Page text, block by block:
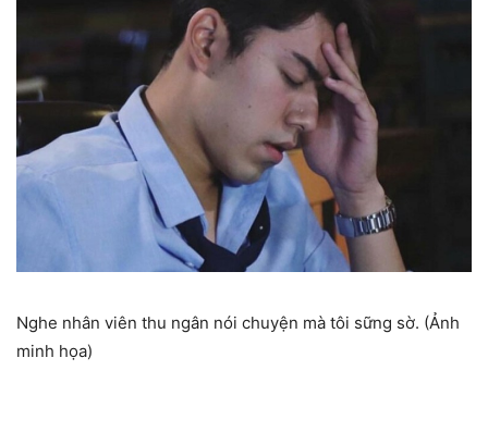
Nghe nhân viên thu ngân nói chuyện mà tôi sững sờ. (Ảnh
minh họa)